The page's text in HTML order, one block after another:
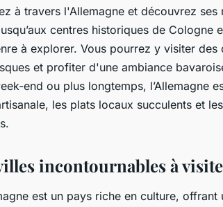
l'Allemagne :
à travers l'Allemagne et découvrez
centres historiques de Cologne
à explorer. Vous pourrez y visiter
et profiter d'une ambiance
end ou plus longtemps, l’Allemagne
les plats locaux succulents et
incontournables à
est un pays riche en culture,